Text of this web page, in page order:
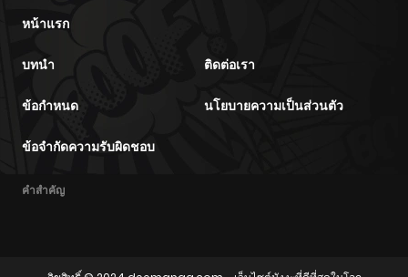
หน้าแรก
บทนำ ติดต่อเรา
ข้อกำหนด นโยบายความเป็นส่วนตัว
ข้อจำกัดความรับผิดชอบ
คำสำคัญ